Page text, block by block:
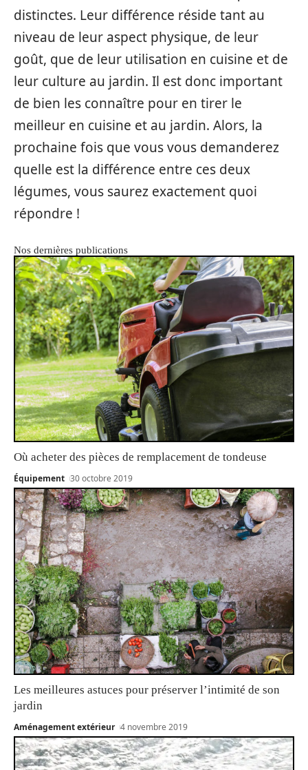
distinctes. Leur différence réside tant au
niveau de leur aspect physique, de leur
goût, que de leur utilisation en cuisine et de
leur culture au jardin. Il est donc important
de bien les connaître pour en tirer le
meilleur en cuisine et au jardin. Alors, la
prochaine fois que vous vous demanderez
quelle est la différence entre ces deux
légumes, vous saurez exactement quoi
répondre !
Nos dernières publications
Où acheter des pièces de remplacement de tondeuse
Équipement 30 octobre 2019
Les meilleures astuces pour préserver l’intimité de son
jardin
Aménagement extérieur 4 novembre 2019